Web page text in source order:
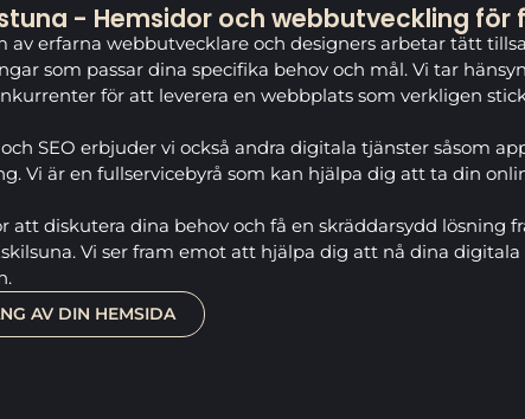
- Hemsidor och webbutveckling för
av erfarna webbutvecklare och designers arbetar tätt
som passar dina specifika behov och mål. Vi tar
för att leverera en webbplats som verkligen
SEO erbjuder vi också andra digitala tjänster såsom
Vi är en fullservicebyrå som kan hjälpa dig att ta din
att diskutera dina behov och få en skräddarsydd lösning
Vi ser fram emot att hjälpa dig att nå dina
AV DIN HEMSIDA